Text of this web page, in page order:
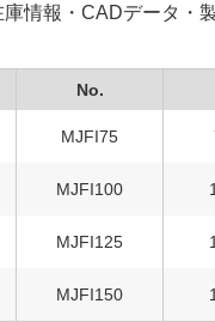
情報・CADデータ・
No.
MJFI75
MJFI100
MJFI125
MJFI150